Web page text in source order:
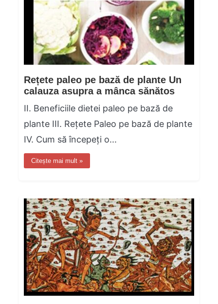
Rețete paleo pe bază de plante Un
calauza asupra a mânca sănătos
II. Beneficiile dietei paleo pe bază de
plante III. Rețete Paleo pe bază de plante
IV. Cum să începeți o...
Citește mai mult »